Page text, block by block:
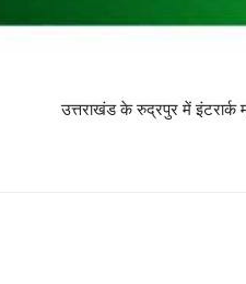
उत्तराखंड के रुद्रपुर में